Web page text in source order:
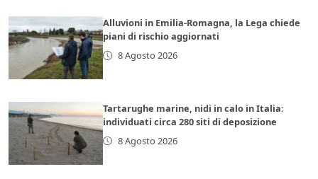
Alluvioni in Emilia-Romagna, la Lega chiede
piani di rischio aggiornati
8 Agosto 2026
Tartarughe marine, nidi in calo in Italia:
individuati circa 280 siti di deposizione
8 Agosto 2026